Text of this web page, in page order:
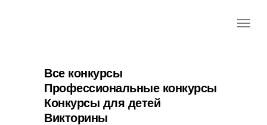
Все конкурсы
Профессиональные конкурсы
Конкурсы для детей
Викторины